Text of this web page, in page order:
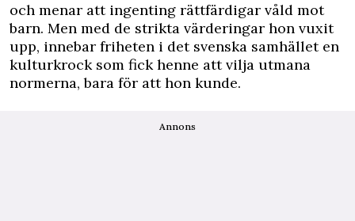
och menar att ingenting rättfärdigar våld mot
barn. Men med de strikta värderingar hon vuxit
upp, innebar friheten i det svenska samhället en
kulturkrock som fick henne att vilja utmana
normerna, bara för att hon kunde.
Annons